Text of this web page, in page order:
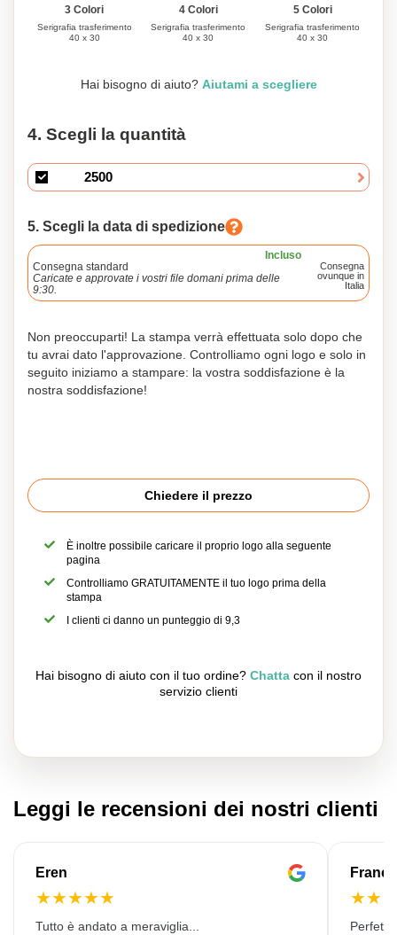
3 Colori
Serigrafia trasferimento
40 x 30
4 Colori
Serigrafia trasferimento
40 x 30
5 Colori
Serigrafia trasferimento
40 x 30
Hai bisogno di aiuto? Aiutami a scegliere
4. Scegli la quantità
5. Scegli la data di spedizione
Incluso
Consegna standard
Caricate e approvate i vostri file domani prima delle
9:30.
Consegna
ovunque in
Italia
Non preoccuparti! La stampa verrà effettuata solo dopo che
tu avrai dato l'approvazione. Controlliamo ogni logo e solo in
seguito iniziamo a stampare: la vostra soddisfazione è la
nostra soddisfazione!
Chiedere il prezzo
È inoltre possibile caricare il proprio logo alla seguente
pagina
Controlliamo GRATUITAMENTE il tuo logo prima della
stampa
I clienti ci danno un punteggio di 9,3
Hai bisogno di aiuto con il tuo ordine? Chatta con il nostro
servizio clienti
Leggi le recensioni dei nostri clienti
Eren
★★★★★
Tutto è andato a meraviglia...
★★